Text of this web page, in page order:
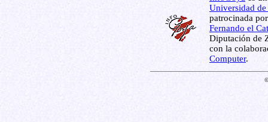
Universidad de
patrocinada
Fernando el
Diputación de
con la
Computer.